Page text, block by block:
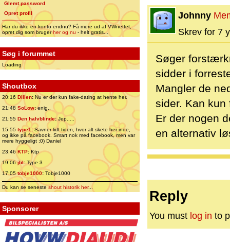
Glemt password
Opret profil
Har du ikke en konto endnu? Få mere ud af VWnettet,
opret dig som brugerher og nu - helt gratis...
Søg i forummet
Loading
Shoutbox
20:16 Dillen: Nu er der kun fake-dating at hente her.
21:48 SoLow:enig..
21:55 Den halvblinde:Jep.....
15:55 type1:Savner lidt tiden, hvor alt skete her inde,
og ikke på facebook. Smart nok med facebook, men var
mere hyggeligt ;0) Daniel
23:46 KTP:Ktp
19:06jbl:Type 3
17:05tobje1000: Tobje1000
Du kan se senesteshout historik her...
Sponsorer
Johnny
Skrev for 7
Søger
sidder i
Mangler de
sider. Kan
Er der nogen
en alternativ
Reply
You must log in to